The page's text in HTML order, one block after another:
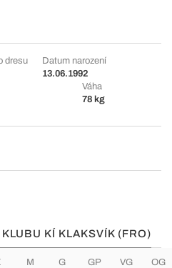
dresu
Datum narození
13.06.1992
Váha
78 kg
KÍ KLAKSVÍK (FRO)
M G GP VG OG